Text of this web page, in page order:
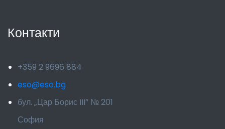
Контакти
+359 2 9696 884
eso@eso.bg
бул. „Цар Борис III” № 201
София